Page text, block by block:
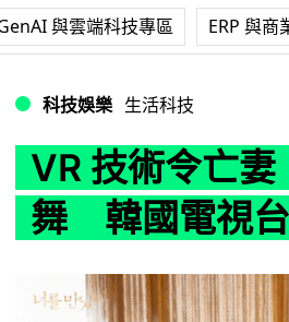
與雲端科技專區 ERP 與商
科技娛樂 生活科技
VR 技術令亡
舞 韓國電視